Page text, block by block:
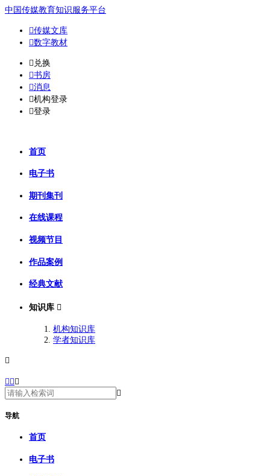
中国传媒教育知识服务平台
传媒文库
数字教材
𐈈 兑换
书房
消息
机构登录
登录
首页
电子书
期刊集刊
在线课程
视频节目
作品案例
经典文献
知识库 
机构知识库
学者知识库



导航
首页
电子书